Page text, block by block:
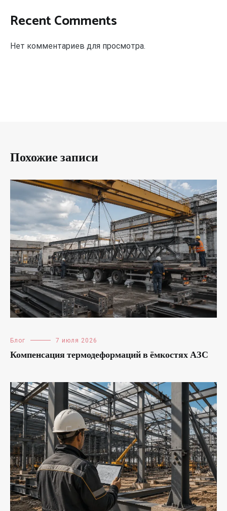
Recent Comments
Нет комментариев для просмотра.
Похожие записи
Блог 7 июля 2026
Компенсация термодеформаций в ёмкостях АЗС